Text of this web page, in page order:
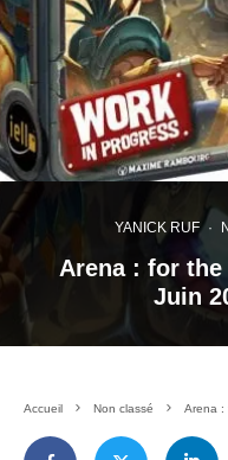
YANICK RUF ·
Arena : for
Juin
Accueil Non classé Arena :